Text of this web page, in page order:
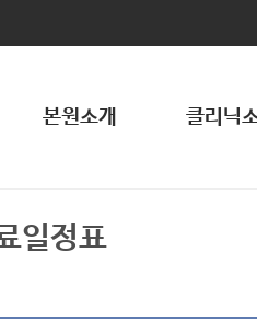
본원소개 클리닉
일정표